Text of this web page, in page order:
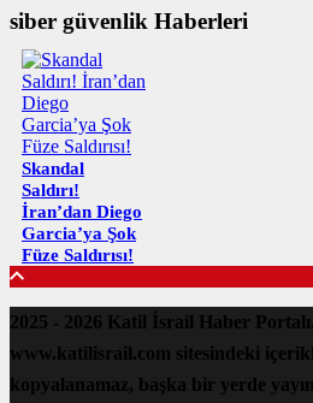
siber güvenlik Haberleri
Skandal
Saldırı!
İran’dan Diego
Garcia’ya Şok
Füze Saldırısı!
2025 - 2026 Katil İsrail Haber
www.katilisrail.com sitesindeki
kopyalanamaz, başka bir yerde